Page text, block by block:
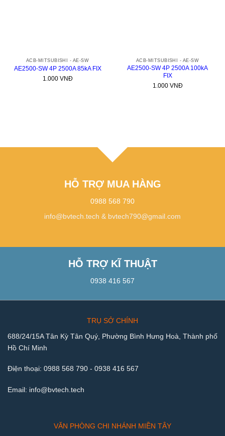
ACB-MITSUBISHI - AE-SW
AE2500-SW 4P 2500A 85kA FIX
1.000VNĐ
ACB-MITSUBISHI - AE-SW
AE2500-SW 4P 2500A 100kA
FIX
1.000VNĐ
HỖ TRỢ MUA HÀNG
0988 568 790
info@bvtech.tech & bvtech790@gmail.com
HỖ TRỢ KĨ THUẬT
0938 416 567
TRỤ SỞ CHÍNH
688/24/15A Tân Kỳ Tân Quý, Phường Bình Hưng Hoà, Thành phố
Hồ Chí Minh
Điện thoại: 0988 568 790 - 0938 416 567
Email: info@bvtech.tech
VĂN PHÒNG CHI NHÁNH MIỀN TÂY